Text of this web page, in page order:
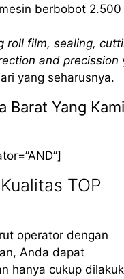
berbobot 2.500
roll film, sealing,
and precission
yang seharusnya.
Barat Yang Kami
TOP
operator dengan
Anda dapat
hanya cukup